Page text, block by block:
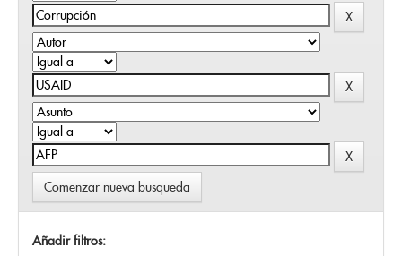
Comenzar nueva busqueda
Añadir filtros: